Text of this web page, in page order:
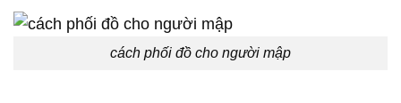
cách phối đồ cho người mập